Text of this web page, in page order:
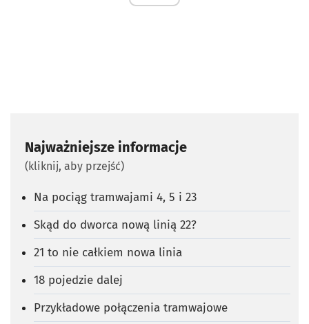
Najważniejsze informacje
(kliknij, aby przejść)
Na pociąg tramwajami 4, 5 i 23
Skąd do dworca nową linią 22?
21 to nie całkiem nowa linia
18 pojedzie dalej
Przykładowe połączenia tramwajowe